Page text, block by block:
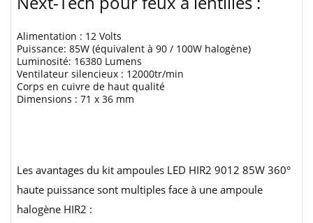
Alimentation : 12 Volts
Puissance: 85W (équivalent à 90 / 100W halogène)
Luminosité: 16380 Lumens
Ventilateur silencieux : 12000tr/min
Corps en cuivre de haut qualité
Dimensions : 71 x 36 mm
Les avantages du kit ampoules LED HIR2 9012 85W 360°
haute puissance sont multiples face à une ampoule
halogène HIR2 :